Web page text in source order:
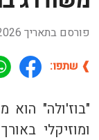
הצטרפו אלינו
צור קשר
English
פורסם בתאריך 11.02.2026
❱ שתפו:
"בוז'ולה" הוא